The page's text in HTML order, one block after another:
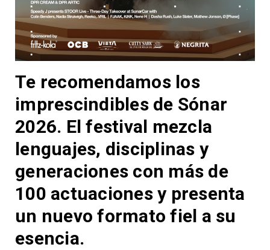
Te recomendamos los
imprescindibles de Sónar
2026. El festival mezcla
lenguajes, disciplinas y
generaciones con más de
100 actuaciones y presenta
un nuevo formato fiel a su
esencia.